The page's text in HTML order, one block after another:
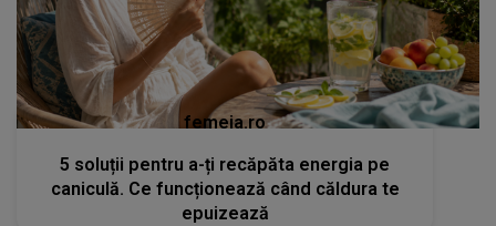
femeia.ro
5 soluții pentru a-ți recăpăta energia pe
caniculă. Ce funcționează când căldura te
epuizează